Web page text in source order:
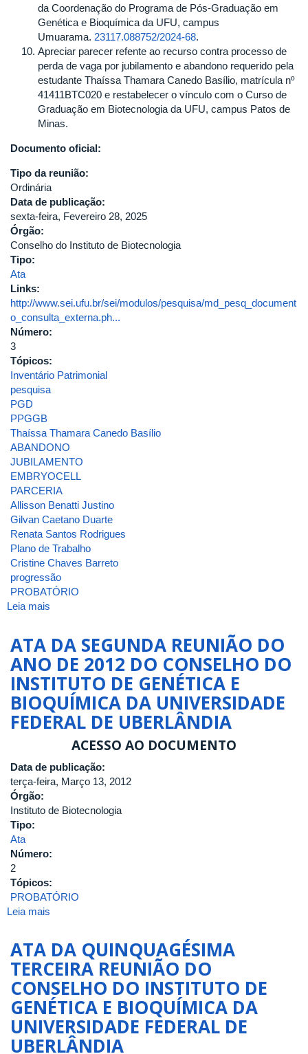
da Coordenação do Programa de Pós-Graduação em
Genética e Bioquímica da UFU, campus
Umuarama. 23117.088752/2024-68.
Apreciar parecer refente ao recurso contra processo de
perda de vaga por jubilamento e abandono requerido pela
estudante Thaíssa Thamara Canedo Basílio, matrícula nº
41411BTC020 e restabelecer o vínculo com o Curso de
Graduação em Biotecnologia da UFU, campus Patos de
Minas.
Documento oficial:
Tipo da reunião:
Ordinária
Data de publicação:
sexta-feira, Fevereiro 28, 2025
Órgão:
Conselho do Instituto de Biotecnologia
Tipo:
Ata
Links:
http://www.sei.ufu.br/sei/modulos/pesquisa/md_pesq_document
o_consulta_externa.ph...
Número:
3
Tópicos:
Inventário Patrimonial
pesquisa
PGD
PPGGB
Thaíssa Thamara Canedo Basílio
ABANDONO
JUBILAMENTO
EMBRYOCELL
PARCERIA
Allisson Benatti Justino
Gilvan Caetano Duarte
Renata Santos Rodrigues
Plano de Trabalho
Cristine Chaves Barreto
progressão
PROBATÓRIO
Leia mais
3ª
REUNIÃO
[ORDINÁRIA]
DE
2025
DO
INSTITUTO
DE
DA
DE
ATA DA SEGUNDA REUNIÃO DO
ANO DE 2012 DO CONSELHO DO
INSTITUTO DE GENÉTICA E
BIOQUÍMICA DA UNIVERSIDADE
FEDERAL DE UBERLÂNDIA
ACESSO AO DOCUMENTO
Data de publicação:
terça-feira, Março 13, 2012
Órgão:
Instituto de Biotecnologia
Tipo:
Ata
Número:
2
Tópicos:
PROBATÓRIO
Leia mais
SEGUNDA
REUNIÃO
DO
ANO
DE
2012
DO
ATA DA QUINQUAGÉSIMA
TERCEIRA REUNIÃO DO
CONSELHO DO INSTITUTO DE
GENÉTICA E BIOQUÍMICA DA
UNIVERSIDADE FEDERAL DE
UBERLÂNDIA